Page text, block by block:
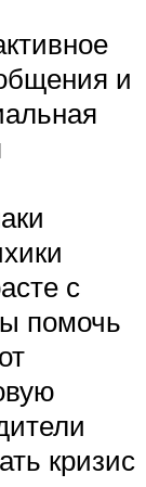
и
с
помочь
кризис